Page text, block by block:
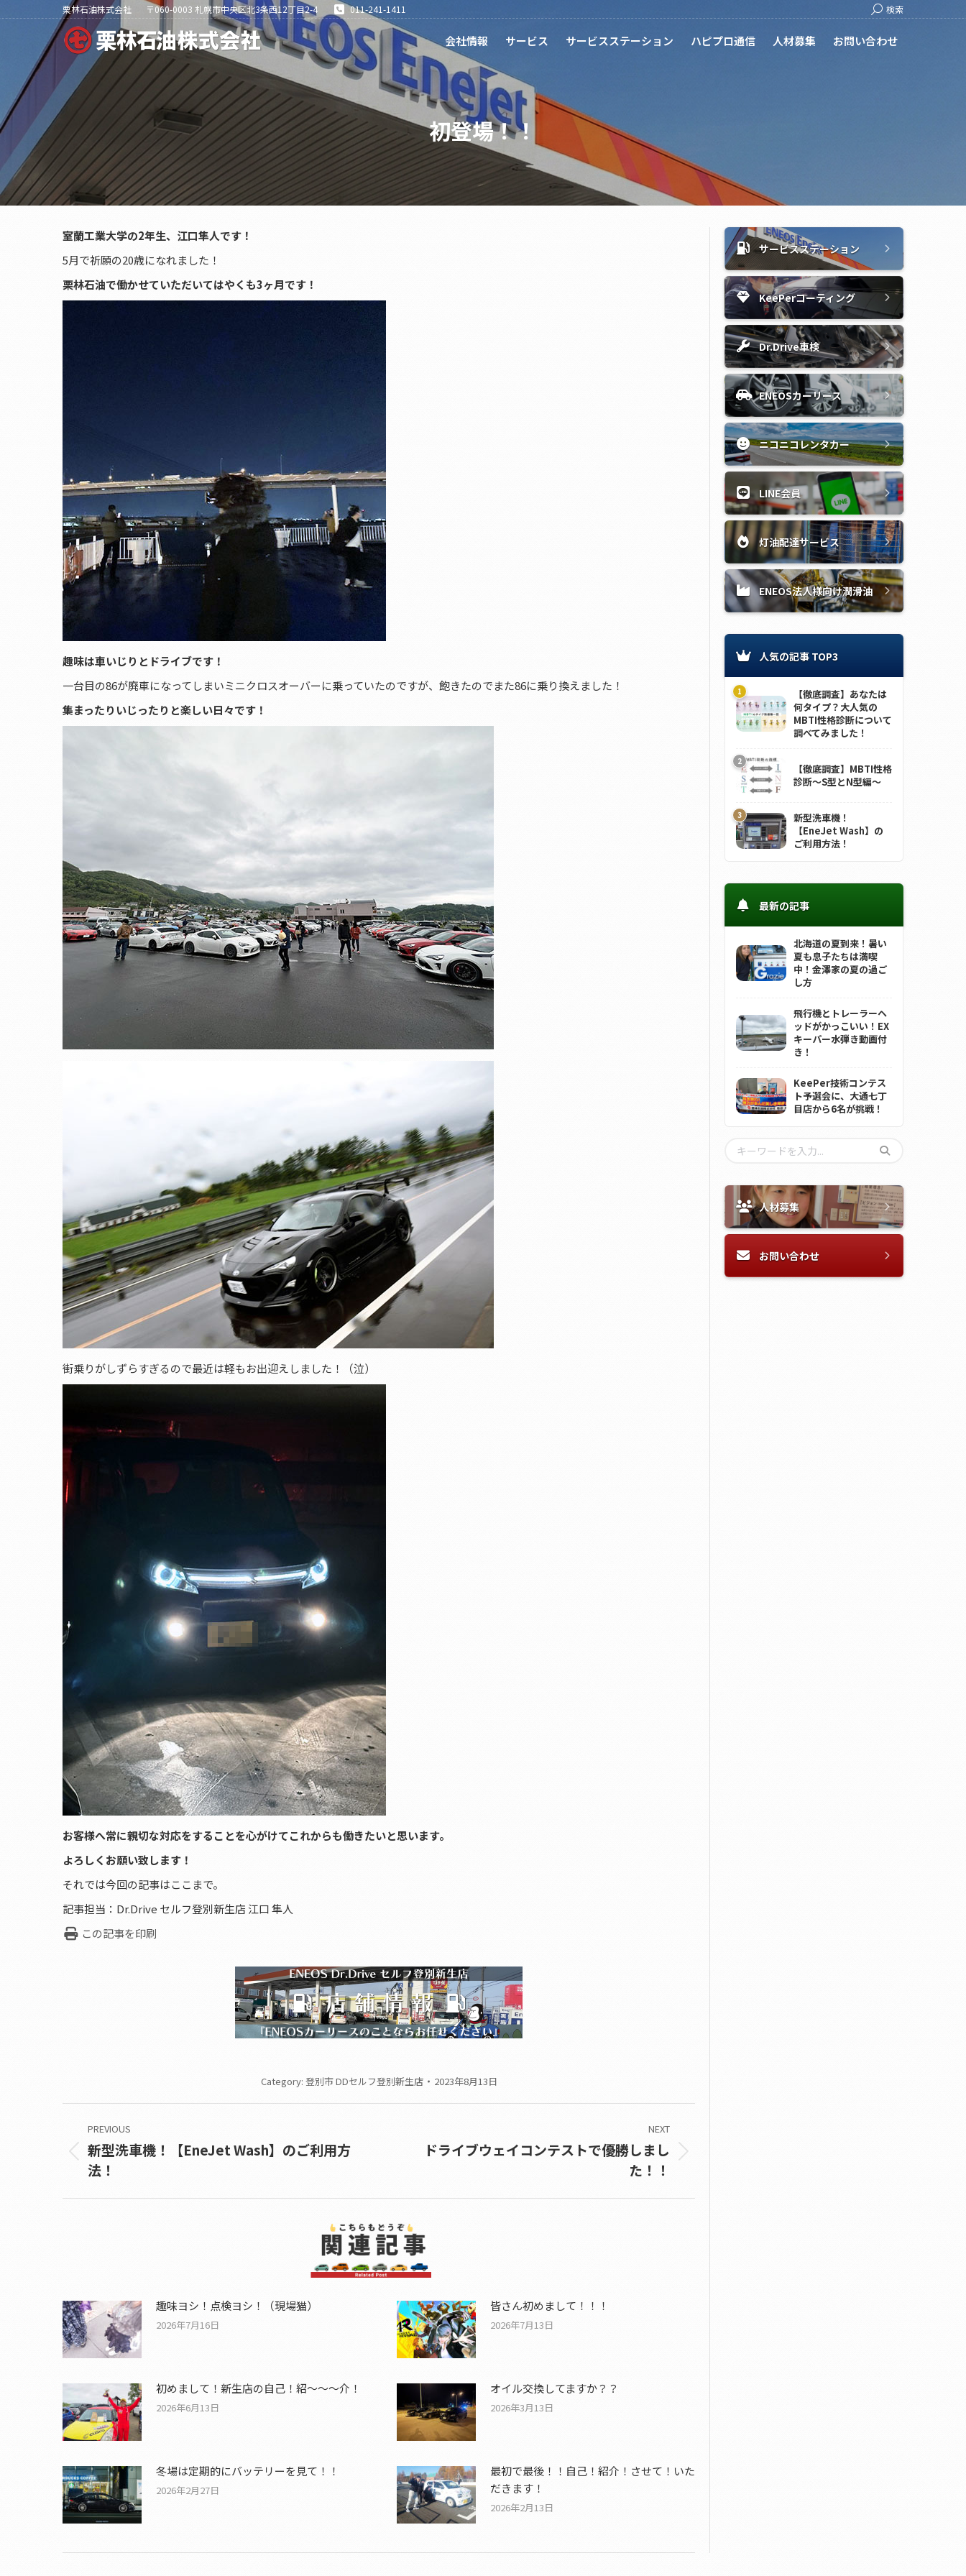
栗林石油株式会社 〒060-0003 札幌市中央区北3条西12丁目2-4 011-241-1411 Search:
検索
会社情報 サービス サービスステーション ハピプロ通信 人材募集 お問い合わせ
初登場！！
室蘭工業大学の2年生、江口隼人です！
5月で祈願の20歳になれました！
栗林石油で働かせていただいてはやくも3ヶ月です！
趣味は車いじりとドライブです！
一台目の86が廃車になってしまいミニクロスオーバーに乗っていたのですが、飽きたのでまた86に乗り換えました！
集まったりいじったりと楽しい日々です！
街乗りがしずらすぎるので最近は軽もお出迎えしました！（泣）
お客様へ常に親切な対応をすることを心がけてこれからも働きたいと思います。
よろしくお願い致します！
それでは今回の記事はここまで。
記事担当：Dr.Drive セルフ登別新生店 江口 隼人
この記事を印刷
Category: 登別市 DDセルフ登別新生店 2023年8月13日
navigation
PREVIOUS
Previous
post:
新型洗車機！【EneJet Wash】のご利用方
法！
NEXT
ドライブウェイコンテストで優勝しまし
た！！
趣味ヨシ！点検ヨシ！（現場猫）
2026年7月16日
皆さん初めまして！！！
2026年7月13日
初めまして！新生店の自己！紹～～～介！
2026年6月13日
オイル交換してますか？？
2026年3月13日
冬場は定期的にバッテリーを見て！！
2026年2月27日
最初で最後！！自己！紹介！させて！いた
だきます！
2026年2月13日
サービスステーション
KeePerコーティング
Dr.Drive車検
ENEOSカーリース
ニコニコレンタカー
LINE会員
灯油配達サービス
ENEOS法人様向け潤滑油
人気の記事 TOP3
【徹底調査】あなたは
何タイプ？大人気の
MBTI性格診断について
調べてみました！
【徹底調査】MBTI性格
診断～S型とN型編～
新型洗車機！
【EneJet Wash】の
ご利用方法！
最新の記事
北海道の夏到来！暑い
夏も息子たちは満喫
中！金澤家の夏の過ご
し方
飛行機とトレーラーヘ
ッドがかっこいい！EX
キーパー水弾き動画付
き！
KeePer技術コンテス
ト予選会に、大通七丁
目店から6名が挑戦！
人材募集
お問い合わせ